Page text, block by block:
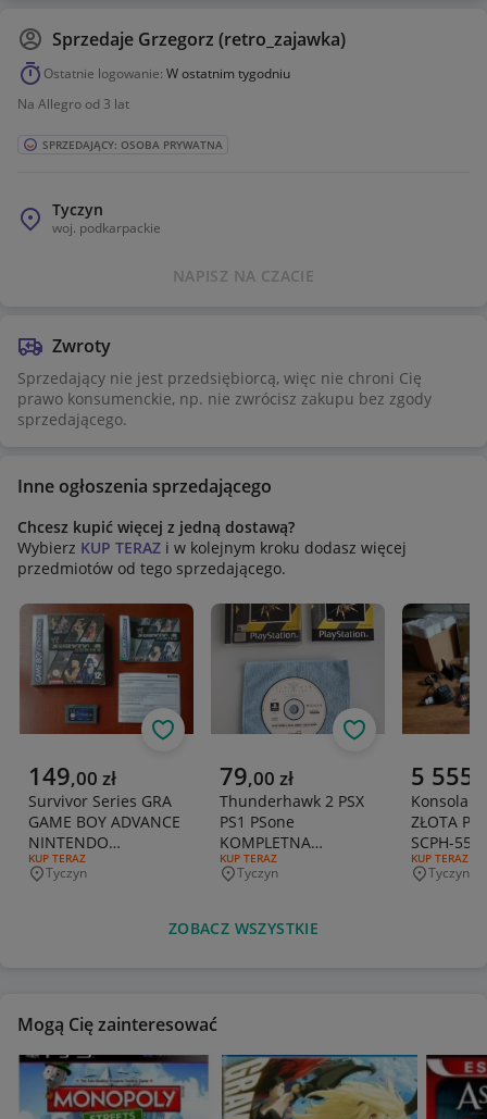
Sprzedaje Grzegorz (retro_zajawka)
Ostatnie logowanie: W ostatnim tygodniu
Na Allegro od 3 lat
SPRZEDAJĄCY: OSOBA PRYWATNA
Tyczyn
woj. podkarpackie
NAPISZ NA CZACIE
Zwroty
Sprzedający nie jest przedsiębiorcą, więc nie chroni Cię
prawo konsumenckie, np. nie zwrócisz zakupu bez zgody
sprzedającego.
Inne ogłoszenia sprzedającego
Chcesz kupić więcej z jedną dostawą?
Wybierz KUP TERAZ i w kolejnym kroku dodasz więcej
przedmiotów od tego sprzedającego.
Aktualna cena
149,00 zł
Survivor Series GRA
GAME BOY ADVANCE
NINTENDO
ANGIELSKA GBA
RODZAJ OFERTY:
KUP TERAZ
Miejscowość
Tyczyn
Obserwuj
Aktualna cena
79,00 zł
Thunderhawk 2 PSX
PS1 PSone
KOMPLETNA
PLAYSTATION 1 3XA
RODZAJ OFERTY:
KUP TERAZ
Miejscowość
Tyczyn
Obserwuj
Aktualna
5 555
Konsola
ZŁOTA
SCPH-
PIĘKNA!
RODZAJ
KUP TERAZ
Tyczyn
ZOBACZ WSZYSTKIE
Mogą Cię zainteresować